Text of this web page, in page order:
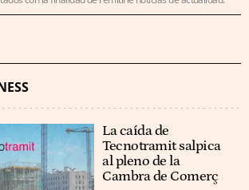
La caída de
Tecnotramit salpica
al pleno de la
Cambra de Comerç